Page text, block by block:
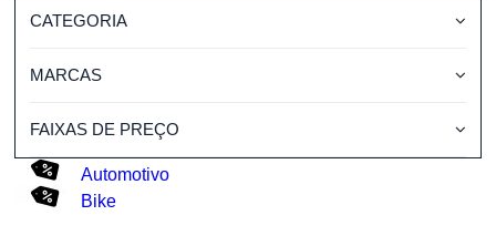
CATEGORIA
MARCAS
FAIXAS DE PREÇO
Automotivo
Bike